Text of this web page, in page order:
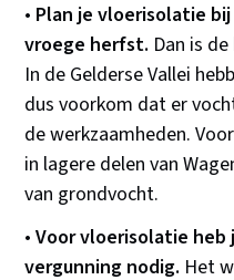
• Plan je vloerisolatie
vroege herfst. Dan is
In de Gelderse Vallei
dus voorkom dat er
de werkzaamheden.
in lagere delen van
van grondvocht.
•Voor vloerisolatie heb
vergunning nodig. Het